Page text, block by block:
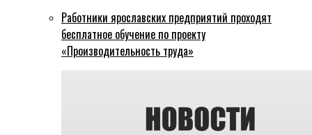
Работники ярославских предприятий проходят
бесплатное обучение по проекту
«Производительность труда»